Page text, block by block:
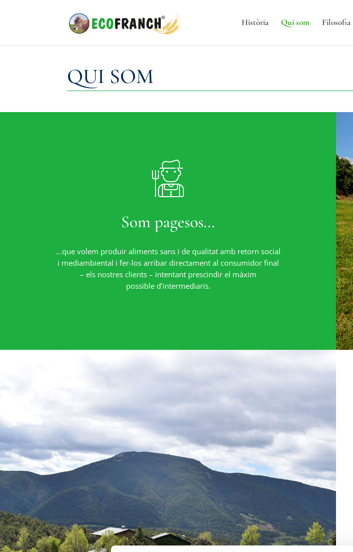
Història Qui som Filosofia
QUI SOM
Som pagesos…
…que volem produir aliments sans i de qualitat amb retorn social
i mediambiental i fer-los arribar directament al consumidor final
– els nostres clients – intentant prescindir el màxim
possible d’intermediaris.